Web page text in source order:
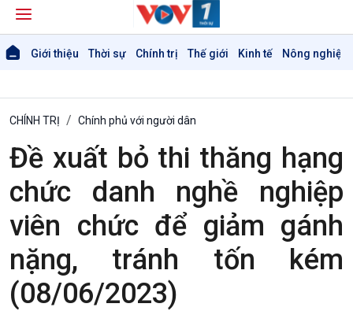
Giới thiệu Thời sự Chính trị Thế giới Kinh tế Nông nghiệp
Giới thiệu
Thời sự
Thời sự 6h
Thời sự 12h
Thời sự 18h
CHÍNH TRỊ Chính phủ với người dân
Đề xuất bỏ thi thăng hạng
chức danh nghề nghiệp
viên chức để giảm gánh
nặng, tránh tốn kém
(08/06/2023)